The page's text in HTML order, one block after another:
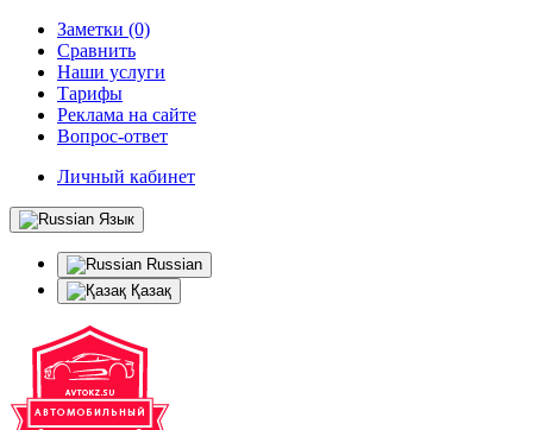
Заметки (0)
Сравнить
Наши услуги
Тарифы
Реклама на сайте
Вопрос-ответ
Личный кабинет
Язык
Russian
Қазақ